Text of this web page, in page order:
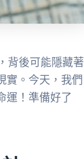
背後可能隱藏著
實。今天，我們
運！準備好了